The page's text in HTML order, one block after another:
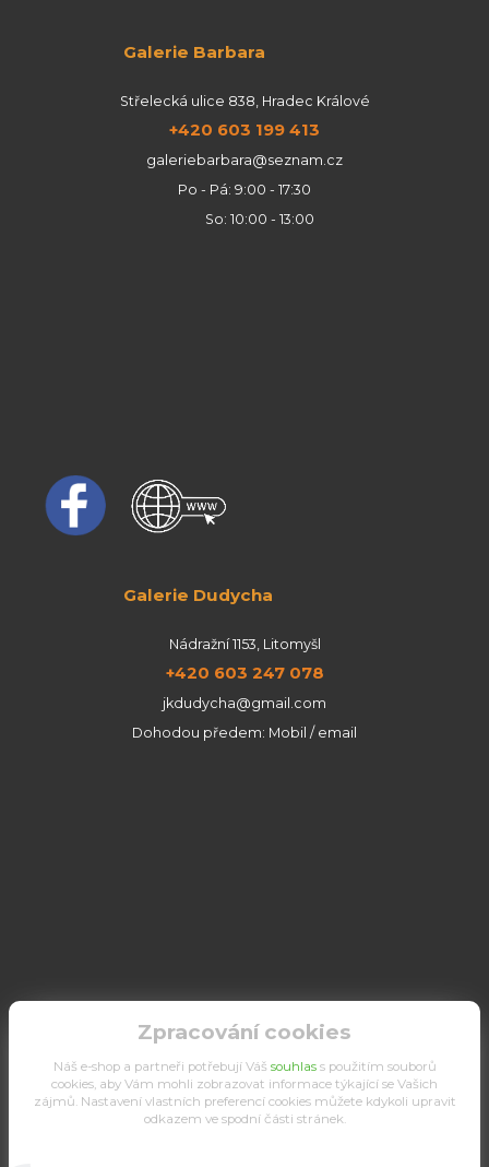
Galerie Barbara
Střelecká ulice 838, Hradec Králové
+420 603 199 413
galeriebarbara@seznam.cz
Po - Pá: 9:00 - 17:30
So: 10:00 - 13:00
Galerie Dudycha
Nádražní 1153, Litomyšl
+420 603 247 078
jkdudycha@gmail.com
Dohodou předem: Mobil / email
Zpracování cookies
Náš e-shop a partneři potřebují Váš souhlass použitím souborů
cookies, aby Vám mohli zobrazovat informace týkající se Vašich
zájmů. Nastavení vlastních preferencí cookies můžete kdykoli upravit
odkazem ve spodní části stránek.